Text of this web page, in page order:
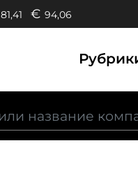
81,41 € 94,06